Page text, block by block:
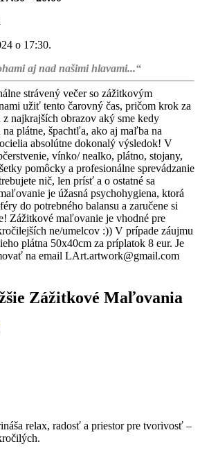
o 17:30.
aj nad našimi hlavami...“
strávený večer so zážitkovým
užiť tento čarovný čas, pričom krok za
najkrajších obrazov aký sme kedy
plátne, špachtľa, ako aj maľba na
absolútne dokonalý výsledok! V
vínko/ nealko, plátno, stojany,
pomôcky a profesionálne sprevádzanie
nič, len prísť a o ostatné sa
je úžasná psychohygiena, ktorá
do potrebného balansu a zaručene si
Zážitkové maľovanie je vhodné pre
ne/umelcov :)) V prípade záujmu
plátna 50x40cm za príplatok 8 eur. Je
na email LArt.artwork@gmail.com
Zážitkové Maľovania
relax, radosť a priestor pre tvorivosť –